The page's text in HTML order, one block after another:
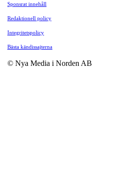
Sponsrat innehåll
Redaktionell policy
Integritetspolicy
Bästa kändissajterna
© Nya Media i Norden AB